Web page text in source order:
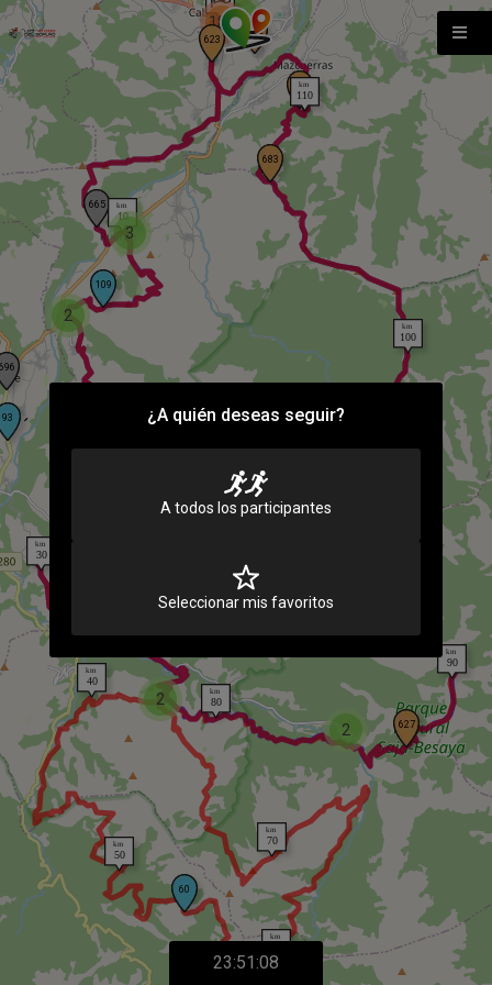
¿A quién deseas seguir?
A todos los participantes
Seleccionar mis favoritos
2
2
2
3
2
182
23:51:08